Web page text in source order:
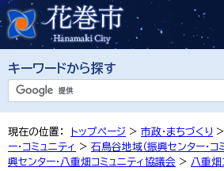
キーワードから探す
現在の位置： トップページ > 市政・まちづくり >
ー・コミュニティ > 石鳥谷地域（振興センター・コ
興センター・八重畑コミュニティ協議会 > 八重畑